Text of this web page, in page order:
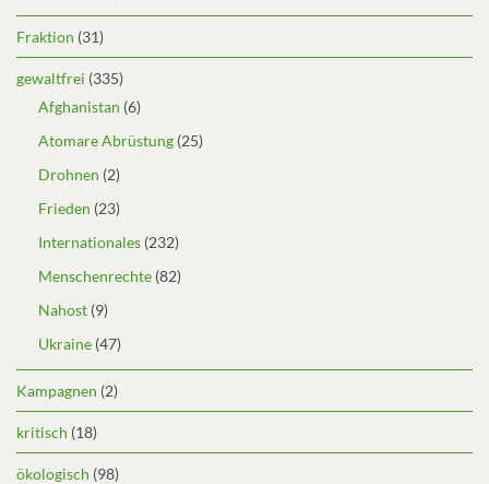
Fraktion (31)
gewaltfrei (335)
Afghanistan (6)
Atomare Abrüstung (25)
Drohnen (2)
Frieden (23)
Internationales (232)
Menschenrechte (82)
Nahost (9)
Ukraine (47)
Kampagnen (2)
kritisch (18)
ökologisch (98)